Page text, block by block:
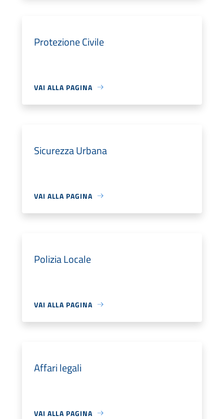
Protezione Civile
VAI ALLA PAGINA
Sicurezza Urbana
VAI ALLA PAGINA
Polizia Locale
VAI ALLA PAGINA
Affari legali
VAI ALLA PAGINA